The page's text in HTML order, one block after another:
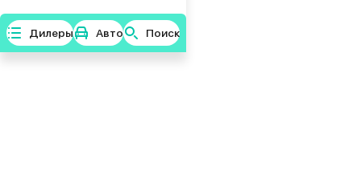
Дилеры Авто Поиск